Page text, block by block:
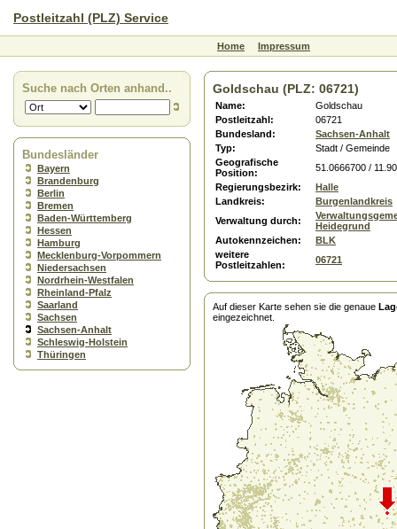
Postleitzahl (PLZ) Service
Home Impressum
Suche nach Orten anhand..
Bundesländer
Bayern
Brandenburg
Berlin
Bremen
Baden-Württemberg
Hessen
Hamburg
Mecklenburg-Vorpommern
Niedersachsen
Nordrhein-Westfalen
Rheinland-Pfalz
Saarland
Sachsen
Sachsen-Anhalt
Schleswig-Holstein
Thüringen
Goldschau (PLZ: 06721)
Name:
Goldschau
Postleitzahl:
06721
Bundesland:
Sachsen-Anhalt
Typ:
Stadt / Gemeinde
Geografische
Position:
51.0666700 /
Regierungsbezirk:
Halle
Landkreis:
Burgenlandkreis
Verwaltung durch:
Heidegrund
Autokennzeichen:
BLK
weitere
Postleitzahlen:
06721
Auf dieser Karte sehen sie die genaue
eingezeichnet.